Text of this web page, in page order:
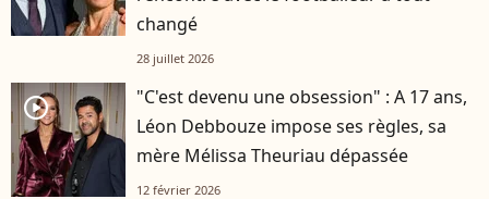
changé
28 juillet 2026
player2
"C'est devenu une obsession" : A 17 ans,
Léon Debbouze impose ses règles, sa
mère Mélissa Theuriau dépassée
12 février 2026